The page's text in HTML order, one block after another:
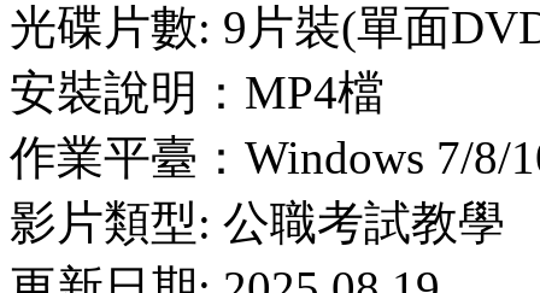
光碟片數: 9片裝(單面
安裝說明：MP4檔
作業平臺：Windows 7/8/
影片類型: 公職考試教學